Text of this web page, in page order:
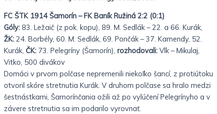
FC ŠTK 1914 Šamorín – FK Baník Ružiná 2:2 (0:1)
Góly: 83. Ležaič (z pok. kopu), 89. M. Sedlák – 22. a 66. Kurák,
ŽK: 24. Borbély, 60. M. Sedlák, 69. Pončák – 37. Kamendy, 52.
Kurák, ČK: 73. Pelegríny (Šamorín), rozhodovali: Vlk – Mikulaj,
Vitko, 500 divákov
Domáci v prvom polčase nepremenili niekoľko šancí, z protiútoku
otvoril skóre stretnutia Kurák. V druhom polčase sa hralo medzi
šestnástkami, Šamorínčania ožili až po vylúčení Pelegrínyho a v
závere stretnutia sa im podarilo vyrovnať.